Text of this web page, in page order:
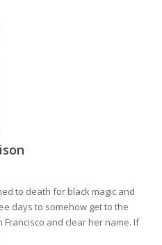
to death for black magic and
days to somehow get to the
and clear her name. If